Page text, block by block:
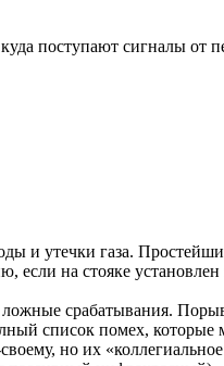
поступают сигналы от
и утечки газа.
если на стояке
срабатывания.
список помех, которые
но их